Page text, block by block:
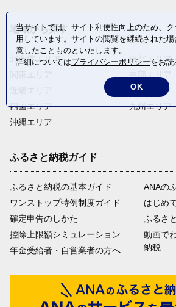
地域から探す
北海道エリア
四国エリア
沖縄エリア
東北エリア
中国エリア
九州エリア
ふるさと納税ガイド
ふるさと納税の基本ガイド
ワンストップ特例制度ガイド
確定申告のしかた
控除上限額シミュレーション
年金受給者・自営業者の方へ
ANAの
はじめ
ふるさ
動画で
納税
当サイトでは、サイト利便性向上のため、
用しています。サイトの閲覧を継続された
意したことものといたします。
詳細についてはプライバシーポリシーをお読
OK